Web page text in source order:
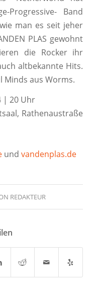
Progressive- Band
man es seit jeher
PLAS gewohnt
die Rocker ihr
altbekannte Hits.
Minds aus Worms.
| 20 Uhr
Rathenaustraße
und vandenplas.de
REDAKTEUR